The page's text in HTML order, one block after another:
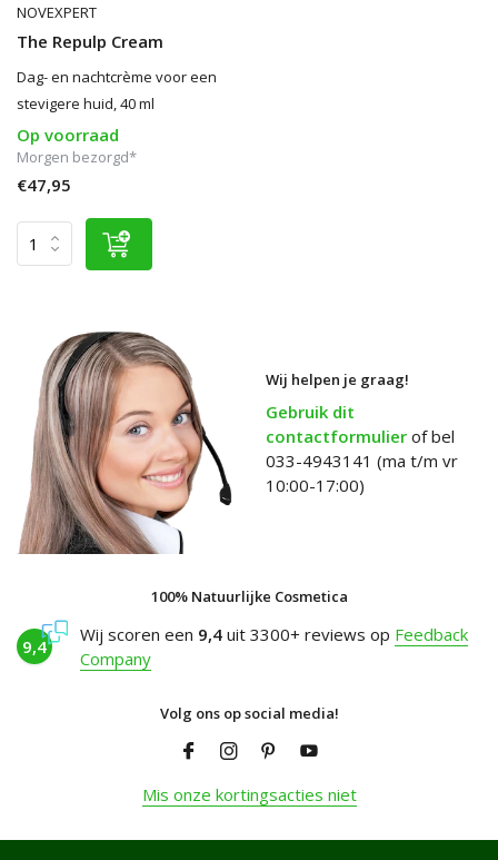
NOVEXPERT
The Repulp Cream
Dag- en nachtcrème voor een
stevigere huid, 40 ml
Op voorraad
Morgen bezorgd*
€47,95
Wij helpen je graag!
Gebruik dit
contactformulier of bel
033-4943141 (ma t/m vr
10:00-17:00)
100% Natuurlijke Cosmetica
9,4
Wij scoren een 9,4 uit 3300+ reviews op Feedback
Company
Volg ons op social media!
Mis onze kortingsacties niet